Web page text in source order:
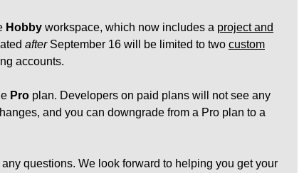
Hobby workspace, which now includes a project and
afterSeptember 16 will be limited to two custom
accounts.
Pro plan. Developers on paid plans will not see any
and you can downgrade from a Pro plan to a
questions. We look forward to helping you get your